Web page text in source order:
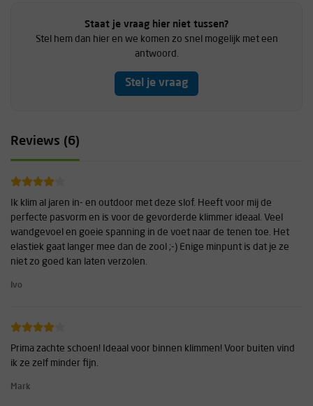
Staat je vraag hier niet tussen?
Stel hem dan hier en we komen zo snel mogelijk met een
antwoord.
Stel je vraag
Reviews (6)
Ik klim al jaren in- en outdoor met deze slof. Heeft voor mij de
perfecte pasvorm en is voor de gevorderde klimmer ideaal. Veel
wandgevoel en goeie spanning in de voet naar de tenen toe. Het
elastiek gaat langer mee dan de zool ;-) Enige minpunt is dat je ze
niet zo goed kan laten verzolen.
Ivo
Prima zachte schoen! Ideaal voor binnen klimmen! Voor buiten vind
ik ze zelf minder fijn.
Mark